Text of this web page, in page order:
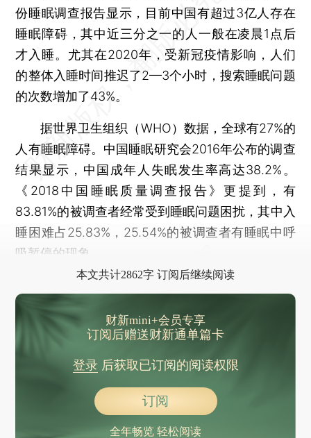
份睡眠调查报告显示，目前中国有超过3亿人存在
睡眠障碍，其中近三分之一的人一般在凌晨1点后
才入睡。尤其在2020年，受新冠疫情影响，人们
的整体入睡时间推迟了2—3个小时，搜索睡眠问题
的次数增加了43%。
据世界卫生组织（WHO）数据，全球有27%的
人有睡眠障碍。中国睡眠研究会2016年公布的调查
结果显示，中国成年人失眠发生率高达38.2%。
《2018中国睡眠质量调查报告》更提到，有
83.81%的被调查者经常受到睡眠问题困扰，其中入
睡困难占25.83%，25.54%的被调查者有睡眠中呼
吸暂停的现象。
本文共计2862字 订阅后继续阅读
财新mini+会员专享
订阅后赠送财新通单篇卡
登录后获取已订阅的阅读权限
订阅
全年畅览 轻松阅读